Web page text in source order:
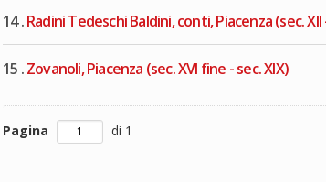
14 .Radini Tedeschi Baldini, conti, Piacenza (sec. XII
15 .Zovanoli, Piacenza (sec. XVI fine - sec. XIX)
Pagina di 1